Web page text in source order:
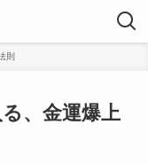
則
、金運爆上